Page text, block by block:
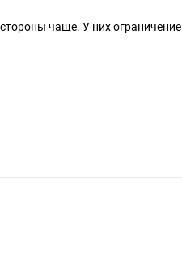
чаще. У них ограничение